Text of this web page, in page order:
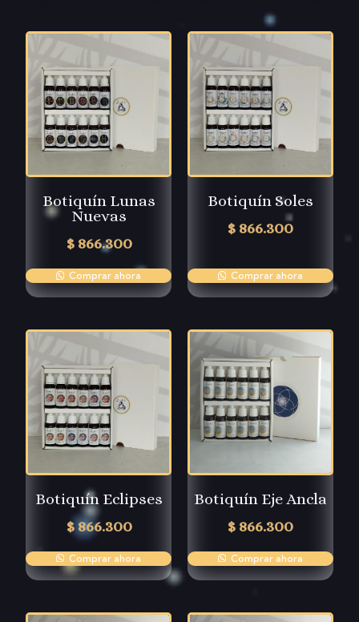
Botiquín Lunas
Nuevas
$866.300
Comprar ahora
Botiquín Soles
$ 866.300
Comprar ahora
Botiquín Eclipses
$866.300
Comprar ahora
Botiquín Eje Ancla
$ 866.300
Comprar ahora